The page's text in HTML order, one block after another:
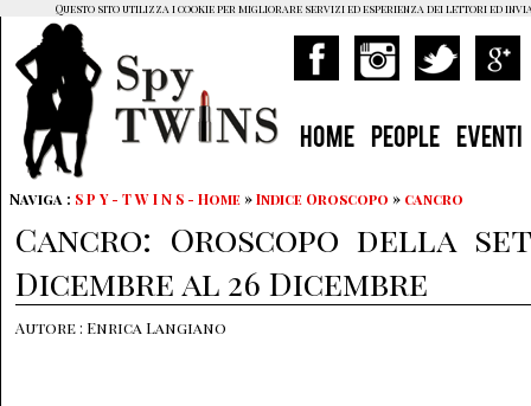
HOME PEOPLE EVENTI
Naviga : S P Y - T W I N S - Home »Indice Oroscopo » cancro
Cancro: Oroscopo della
Dicembre al 26 Dicembre
Autore : Enrica Langiano
Questo sito utilizza i cookie per migliorare servizi ed esperienza dei lettori ed